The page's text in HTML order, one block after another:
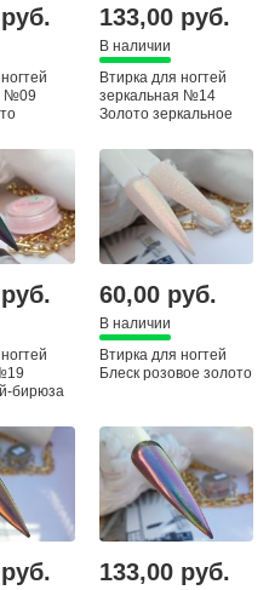
№09
133,00 руб.
В наличии
Втирка для ногтей
зеркальная №14
Золото зеркальное
бирюза
60,00 руб.
В наличии
Втирка для ногтей
Блеск розовое золото
133,00 руб.